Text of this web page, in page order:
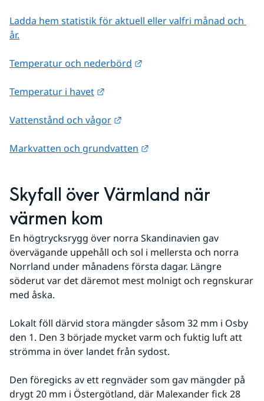
Ladda hem statistik för aktuell eller valfri månad och
år.
Temperatur och nederbörd
Temperatur i havet
Vattenstånd och vågor
Markvatten och grundvatten
Skyfall över Värmland när
värmen kom
En högtrycksrygg över norra Skandinavien gav
övervägande uppehåll och sol i mellersta och norra
Norrland under månadens första dagar. Längre
söderut var det däremot mest molnigt och regnskurar
med åska.
Lokalt föll därvid stora mängder såsom 32 mm i Osby
den 1. Den 3 började mycket varm och fuktig luft att
strömma in över landet från sydost.
Den föregicks av ett regnväder som gav mängder på
drygt 20 mm i Östergötland, där Malexander fick 28